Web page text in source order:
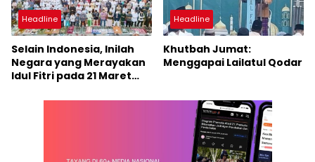
Headline
Selain Indonesia, Inilah
Negara yang Merayakan
Idul Fitri pada 21 Maret
Headline
Khutbah Jumat:
Menggapai Lailatul Qodar